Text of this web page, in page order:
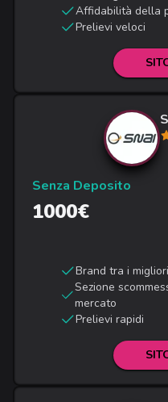
Affidabilità della
Prelievi veloci
Senza Deposito
1000€
Brand tra i
Sezione
mercato
Prelievi rapidi